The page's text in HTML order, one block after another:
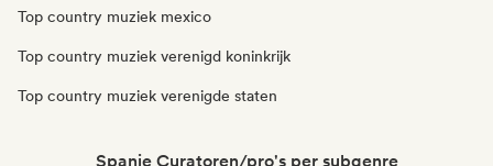
Top country muziek mexico
Top country muziek verenigd koninkrijk
Top country muziek verenigde staten
Spanje Curatoren/pro's per subgenre